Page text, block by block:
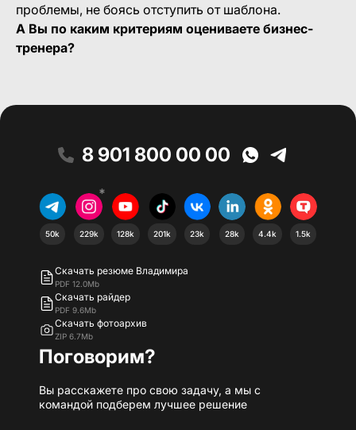
проблемы, не боясь отступить от шаблона.
А Вы по каким критериям оцениваете бизнес-
тренера?
8 901 800 00 00
50k
*
229k 128k 201k 23k 28k 4.4k 1.5k
Скачать резюме Владимира
PDF 12.0Mb
Скачать райдер
PDF 9.6Mb
Скачать фотоархив
ZIP 6.7Mb
Поговорим?
Вы расскажете про свою задачу, а мы с
командой подберем лучшее решение